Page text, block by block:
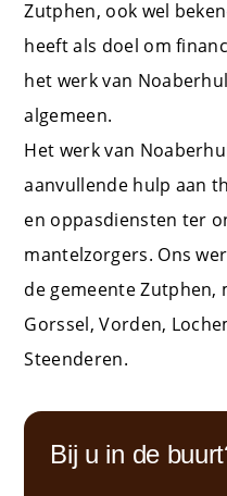
Zutphen, ook wel
heeft als doel om
het werk van
algemeen.
Het werk van
aanvullende hulp aan
en oppasdiensten ter
mantelzorgers. Ons
de gemeente Zutphen,
Gorssel, Vorden,
Steenderen.
Bij u in de